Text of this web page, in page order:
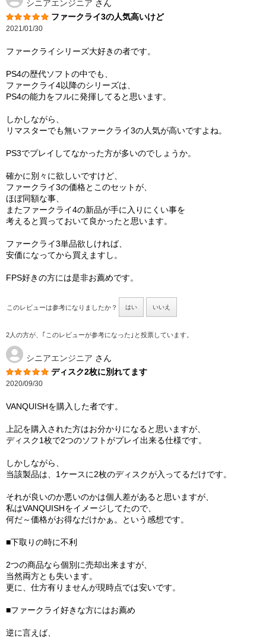
シニアエンジニア さん
ファークライ3の人気高いけど
2021/01/30
ファークライシリーズ大好きの者です。
PS4の歴代ソフトの中でも、
ファークライ4以降のシリーズは、
PS4の能力をフルに発揮してると思います。
しかしながら、
リマスターでも無いファークライ3の人気が高いですよね。
PS3でプレイしてなかった方が多いのでしょうか。
確かに別々に欲しいですけど、
ファークライ3の価格とこのセットが、
ほぼ同額な事、
またファークライ4の新品が手に入りにくい事を
考えると買っておいて良かったと思います。
ファークライ3単品欲しければ、
安価になってから買えますし。
FPS好きの方には是非お薦めです。
このレビューは参考になりましたか？ はい いいえ
2人の方が、｢このレビューが参考になった｣と投票しています。
シニアエンジニア さん
ディスク2枚に別れてます
2020/09/30
VANQUISHを購入した者です。
上記を購入された方はお分かりになると思いますが、
ディスク1枚で2つのソフトがプレイ出来る仕様です。
しかしながら、
当該製品は、1ケースに2枚のディスクが入ってるだけです。
それが良いのか悪いのかは個人差があると思いますが、
私はVANQUISHをイメージしてたので、
何だ～価格がお得なだけかぁ。という感想です。
■下取りの時に不利
2つの商品なら個別に売却出来ますが、
当然両方とも失います。
更に、仕方有りませんが現時点では安いです。
■ファークライ好きな方にはお薦め
逆に言えば、